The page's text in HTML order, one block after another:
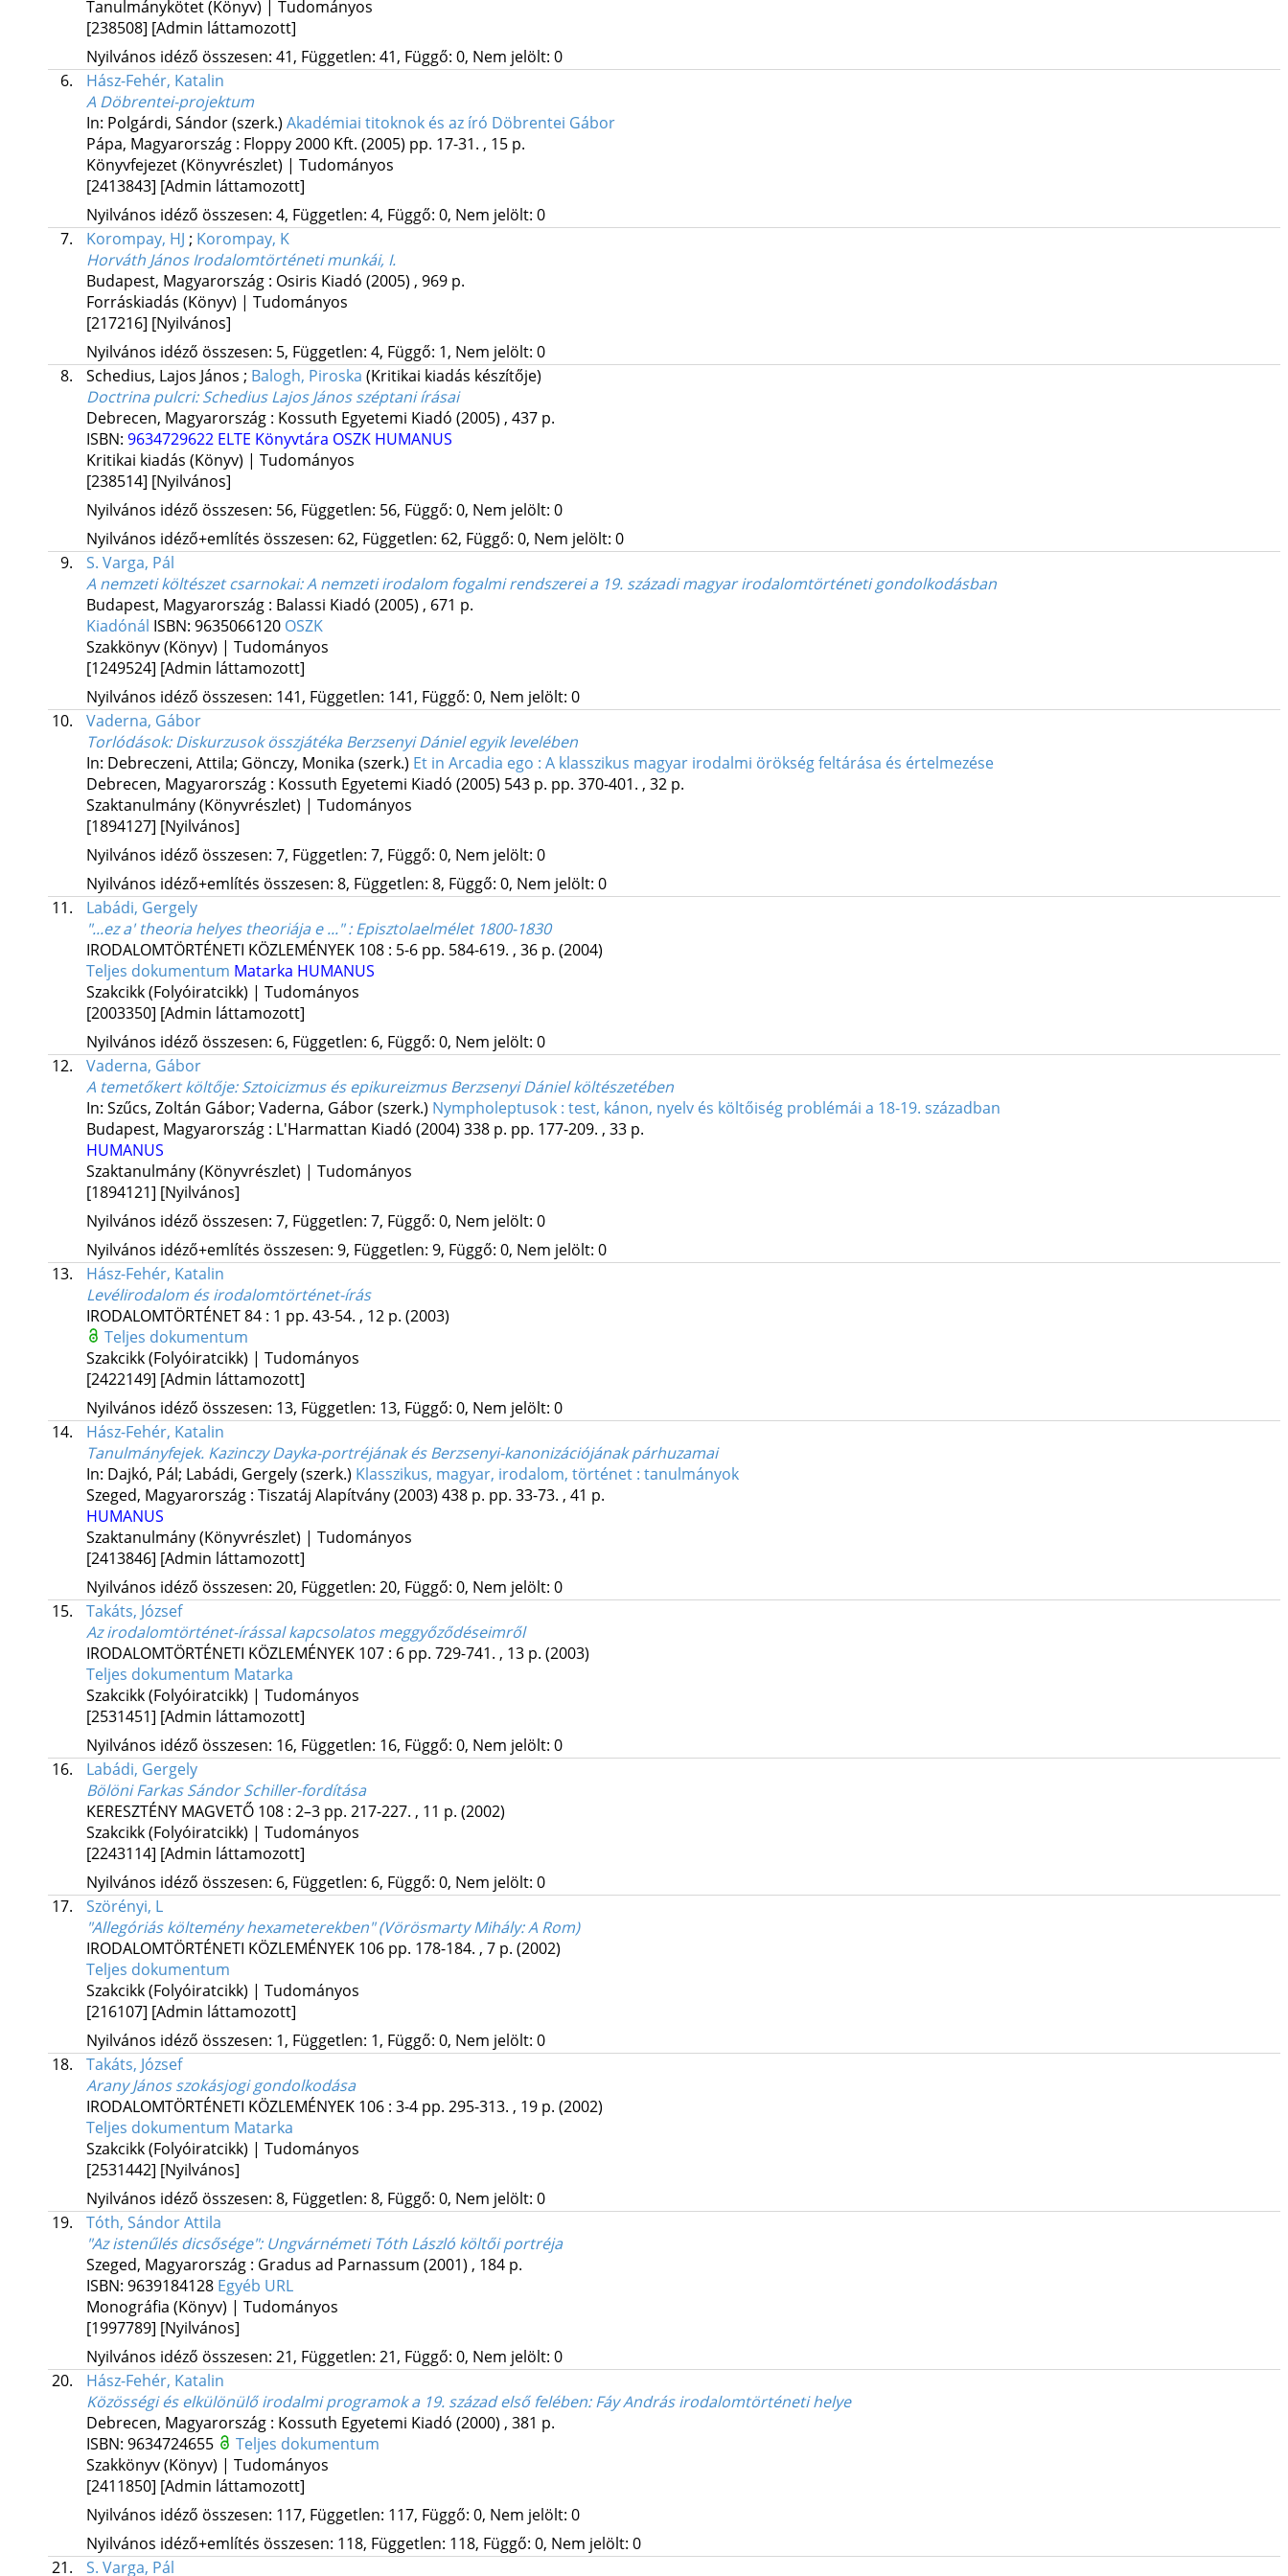
Tanulmánykötet (Könyv) | Tudományos
[238508] [Admin láttamozott]
Nyilvános idéző összesen: 41, Független: 41, Függő: 0, Nem jelölt: 0
6.
Hász-Fehér, Katalin
A Döbrentei-projektum
In: Polgárdi, Sándor (szerk.) Akadémiai titoknok és az író Döbrentei Gábor
Pápa, Magyarország : Floppy 2000 Kft. (2005) pp. 17-31. , 15 p.
Könyvfejezet (Könyvrészlet) | Tudományos
[2413843] [Admin láttamozott]
Nyilvános idéző összesen: 4, Független: 4, Függő: 0, Nem jelölt: 0
7.
Korompay, HJ ; Korompay, K
Horváth János Irodalomtörténeti munkái, I.
Budapest, Magyarország : Osiris Kiadó (2005) , 969 p.
Forráskiadás (Könyv) | Tudományos
[217216] [Nyilvános]
Nyilvános idéző összesen: 5, Független: 4, Függő: 1, Nem jelölt: 0
8.
Schedius, Lajos János ; Balogh, Piroska (Kritikai kiadás készítője)
Doctrina pulcri: Schedius Lajos János széptani írásai
Debrecen, Magyarország : Kossuth Egyetemi Kiadó (2005) , 437 p.
ISBN: 9634729622 ELTE Könyvtára OSZK HUMANUS
Kritikai kiadás (Könyv) | Tudományos
[238514] [Nyilvános]
Nyilvános idéző összesen: 56, Független: 56, Függő: 0, Nem jelölt: 0
Nyilvános idéző+említés összesen: 62, Független: 62, Függő: 0, Nem jelölt: 0
9.
S. Varga, Pál
A nemzeti költészet csarnokai: A nemzeti irodalom fogalmi rendszerei a 19. századi magyar irodalomtörténeti gondolkodásban
Budapest, Magyarország : Balassi Kiadó (2005) , 671 p.
Kiadónál ISBN: 9635066120 OSZK
Szakkönyv (Könyv) | Tudományos
[1249524] [Admin láttamozott]
Nyilvános idéző összesen: 141, Független: 141, Függő: 0, Nem jelölt: 0
10.
Vaderna, Gábor
Torlódások: Diskurzusok összjátéka Berzsenyi Dániel egyik levelében
In: Debreczeni, Attila; Gönczy, Monika (szerk.) Et in Arcadia ego : A klasszikus magyar irodalmi örökség feltárása és értelmezése
Debrecen, Magyarország : Kossuth Egyetemi Kiadó (2005) 543 p. pp. 370-401. , 32 p.
Szaktanulmány (Könyvrészlet) | Tudományos
[1894127] [Nyilvános]
Nyilvános idéző összesen: 7, Független: 7, Függő: 0, Nem jelölt: 0
Nyilvános idéző+említés összesen: 8, Független: 8, Függő: 0, Nem jelölt: 0
11.
Labádi, Gergely
"...ez a' theoria helyes theoriája e ..." : Episztolaelmélet 1800-1830
IRODALOMTÖRTÉNETI KÖZLEMÉNYEK 108: 5-6 pp. 584-619. , 36 p. (2004)
Teljes dokumentum Matarka HUMANUS
Szakcikk (Folyóiratcikk) | Tudományos
[2003350] [Admin láttamozott]
Nyilvános idéző összesen: 6, Független: 6, Függő: 0, Nem jelölt: 0
12.
Vaderna, Gábor
A temetőkert költője: Sztoicizmus és epikureizmus Berzsenyi Dániel költészetében
In: Szűcs, Zoltán Gábor; Vaderna, Gábor (szerk.) Nympholeptusok : test, kánon, nyelv és költőiség problémái a 18-19. században
Budapest, Magyarország : L'Harmattan Kiadó (2004) 338 p. pp. 177-209. , 33 p.
HUMANUS
Szaktanulmány (Könyvrészlet) | Tudományos
[1894121] [Nyilvános]
Nyilvános idéző összesen: 7, Független: 7, Függő: 0, Nem jelölt: 0
Nyilvános idéző+említés összesen: 9, Független: 9, Függő: 0, Nem jelölt: 0
13.
Hász-Fehér, Katalin
Levélirodalom és irodalomtörténet-írás
IRODALOMTÖRTÉNET84: 1 pp. 43-54. , 12 p. (2003)
Teljes dokumentum
Szakcikk (Folyóiratcikk) | Tudományos
[2422149] [Admin láttamozott]
Nyilvános idéző összesen: 13, Független: 13, Függő: 0, Nem jelölt: 0
14.
Hász-Fehér, Katalin
Tanulmányfejek. Kazinczy Dayka-portréjának és Berzsenyi-kanonizációjának párhuzamai
In: Dajkó, Pál; Labádi, Gergely (szerk.) Klasszikus, magyar, irodalom, történet : tanulmányok
Szeged, Magyarország : Tiszatáj Alapítvány(2003) 438 p. pp. 33-73. , 41 p.
HUMANUS
Szaktanulmány (Könyvrészlet) | Tudományos
[2413846] [Admin láttamozott]
Nyilvános idéző összesen: 20, Független: 20, Függő: 0, Nem jelölt: 0
15.
Takáts, József
Az irodalomtörténet-írással kapcsolatos meggyőződéseimről
IRODALOMTÖRTÉNETI KÖZLEMÉNYEK 107: 6 pp. 729-741. , 13 p. (2003)
Teljes dokumentum Matarka
Szakcikk (Folyóiratcikk) | Tudományos
[2531451] [Admin láttamozott]
Nyilvános idéző összesen: 16, Független: 16, Függő: 0, Nem jelölt: 0
16.
Labádi, Gergely
Bölöni Farkas Sándor Schiller-fordítása
KERESZTÉNY MAGVETŐ 108: 2–3 pp. 217-227. , 11 p. (2002)
Szakcikk (Folyóiratcikk) | Tudományos
[2243114] [Admin láttamozott]
Nyilvános idéző összesen: 6, Független: 6, Függő: 0, Nem jelölt: 0
17.
Szörényi, L
"Allegóriás költemény hexameterekben" (Vörösmarty Mihály: A Rom)
IRODALOMTÖRTÉNETI KÖZLEMÉNYEK 106 pp. 178-184. , 7 p. (2002)
Teljes dokumentum
Szakcikk (Folyóiratcikk) | Tudományos
[216107] [Admin láttamozott]
Nyilvános idéző összesen: 1, Független: 1, Függő: 0, Nem jelölt: 0
18.
Takáts, József
Arany János szokásjogi gondolkodása
IRODALOMTÖRTÉNETI KÖZLEMÉNYEK 106: 3-4 pp. 295-313. , 19 p. (2002)
Teljes dokumentum Matarka
Szakcikk (Folyóiratcikk) | Tudományos
[2531442] [Nyilvános]
Nyilvános idéző összesen: 8, Független: 8, Függő: 0, Nem jelölt: 0
19.
Tóth, Sándor Attila
"Az istenűlés dicsősége": Ungvárnémeti Tóth László költői portréja
Szeged, Magyarország : Gradus ad Parnassum (2001) , 184 p.
ISBN: 9639184128 Egyéb URL
Monográfia (Könyv) | Tudományos
[1997789] [Nyilvános]
Nyilvános idéző összesen: 21, Független: 21, Függő: 0, Nem jelölt: 0
20.
Hász-Fehér, Katalin
Közösségi és elkülönülő irodalmi programok a 19. század első felében: Fáy András irodalomtörténeti helye
Debrecen, Magyarország : Kossuth Egyetemi Kiadó (2000) , 381 p.
ISBN: 9634724655
Teljes dokumentum
Szakkönyv (Könyv) | Tudományos
[2411850] [Admin láttamozott]
Nyilvános idéző összesen: 117, Független: 117, Függő: 0, Nem jelölt: 0
Nyilvános idéző+említés összesen: 118, Független: 118, Függő: 0, Nem jelölt: 0
21.
S. Varga, Pál